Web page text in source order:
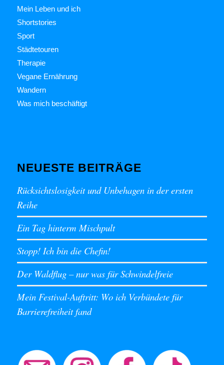
Mein Leben und ich
Shortstories
Sport
Städtetouren
Therapie
Vegane Ernährung
Wandern
Was mich beschäftigt
NEUESTE BEITRÄGE
Rücksichtslosigkeit und Unbehagen in der ersten
Reihe
Ein Tag hinterm Mischpult
Stopp! Ich bin die Chefin!
Der Waldflug – nur was für Schwindelfreie
Mein Festival-Auftritt: Wo ich Verbündete für
Barrierefreiheit fand